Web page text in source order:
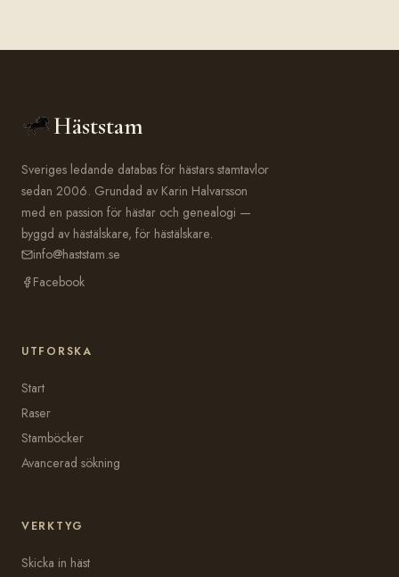
Häststam
Sveriges ledande databas för hästars stamtavlor
sedan 2006. Grundad av Karin Halvarsson
med en passion för hästar och genealogi —
byggd av hästälskare, för hästälskare.
info@haststam.se
Facebook
UTFORSKA
Start
Raser
Stamböcker
Avancerad sökning
VERKTYG
Skicka in häst